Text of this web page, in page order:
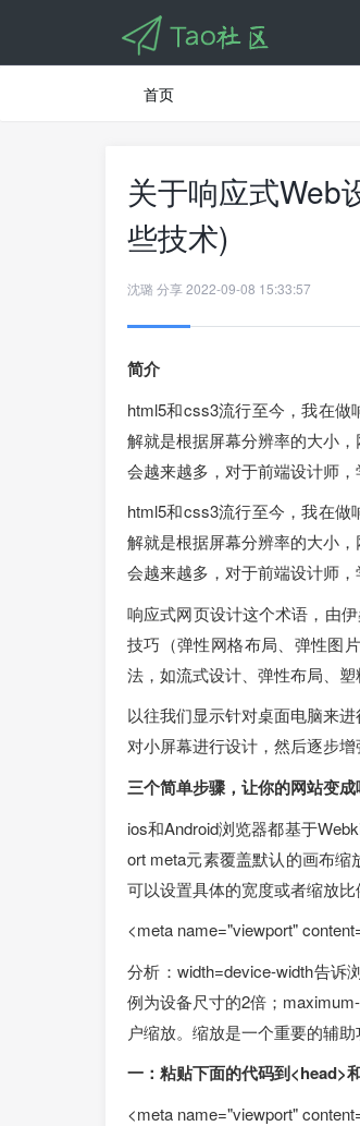
首页
关于响应式Web
些技术)
沈璐 分享2022-09-08 15:33:57
简介
html5和css3流行至今，我在做
解就是根据屏幕分辨率的大小
会越来越多，对于前端设计师
html5和css3流行至今，我在做
解就是根据屏幕分辨率的大小
会越来越多，对于前端设计师
响应式网页设计这个术语，由
技巧（弹性网格布局、弹性图
法，如流式设计、弹性布局、
以往我们显示针对桌面电脑来
对小屏幕进行设计，然后逐步增
三个简单步骤，让你的网站变
ios和Android浏览器都基于
ort meta元素覆盖默认的画布
可以设置具体的宽度或者缩放比
<meta name="viewport"
分析：width=device-width告诉
例为设备尺寸的2倍；
户缩放。缩放是一个重要的辅助
一：粘贴下面的代码到<head>
<meta name="viewport"